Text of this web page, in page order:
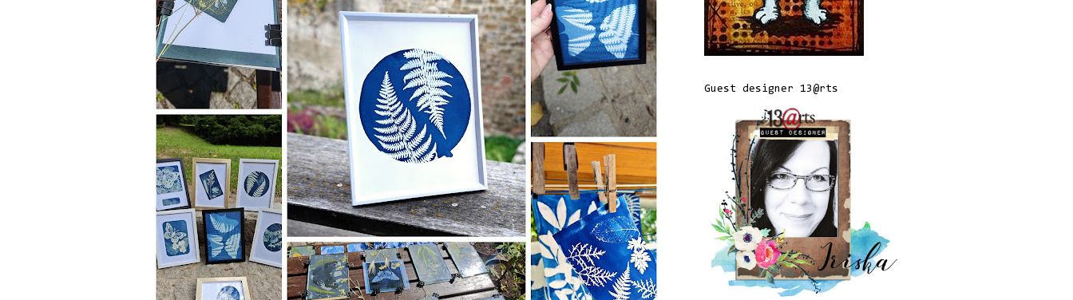
Guest designer 13@rts